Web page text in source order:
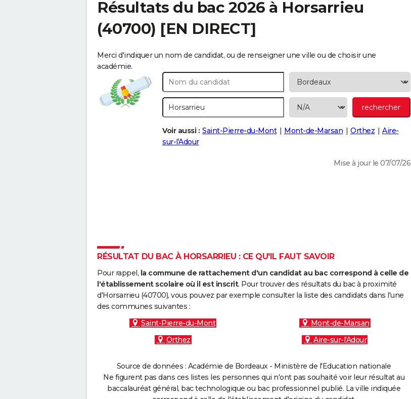
Résultats du bac 2026 à Horsarrieu
(40700) [EN DIRECT]
Merci d'indiquer un nom de candidat, ou de renseigner une ville ou de choisir une
académie.
Voir aussi : Saint-Pierre-du-Mont Mont-de-Marsan Orthez
Aire-
sur-l'Adour
Mise à jour le 07/07/26
RÉSULTAT DU BAC À HORSARRIEU : CE QU'IL FAUT SAVOIR
Pour rappel, la commune de rattachement d'un candidat au bac correspond à celle de
l'établissement scolaire où il est inscrit. Pour trouver des résultats du bac à proximité
d'Horsarrieu (40700), vous pouvez par exemple consulter la liste des candidats dans l'une
des communes suivantes :
Saint-Pierre-du-Mont
Mont-de-Marsan
Orthez
Aire-sur-l'Adour
Source de données : Académie de Bordeaux - Ministère de l'Education nationale
Ne figurent pas dans ces listes les personnes qui n'ont pas souhaité voir leur résultat au
baccalauréat général, bac technologique ou bac professionnel publié. La ville indiquée